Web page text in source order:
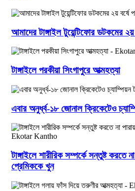
আমাদের টাঙ্গাইল টুয়েন্টিফোর ডটকমের ২য়
টাঙ্গাইলে পরকীয়া সিংগাপুরে আত্মহত্যা
এবার অনুর্ধ্ব-১৮ জোনাল ক্রিকেটেও
টাঙ্গাইলে শারীরিক সম্পর্কে সন্তুষ্ট করতে
প্রেমিককে খুন